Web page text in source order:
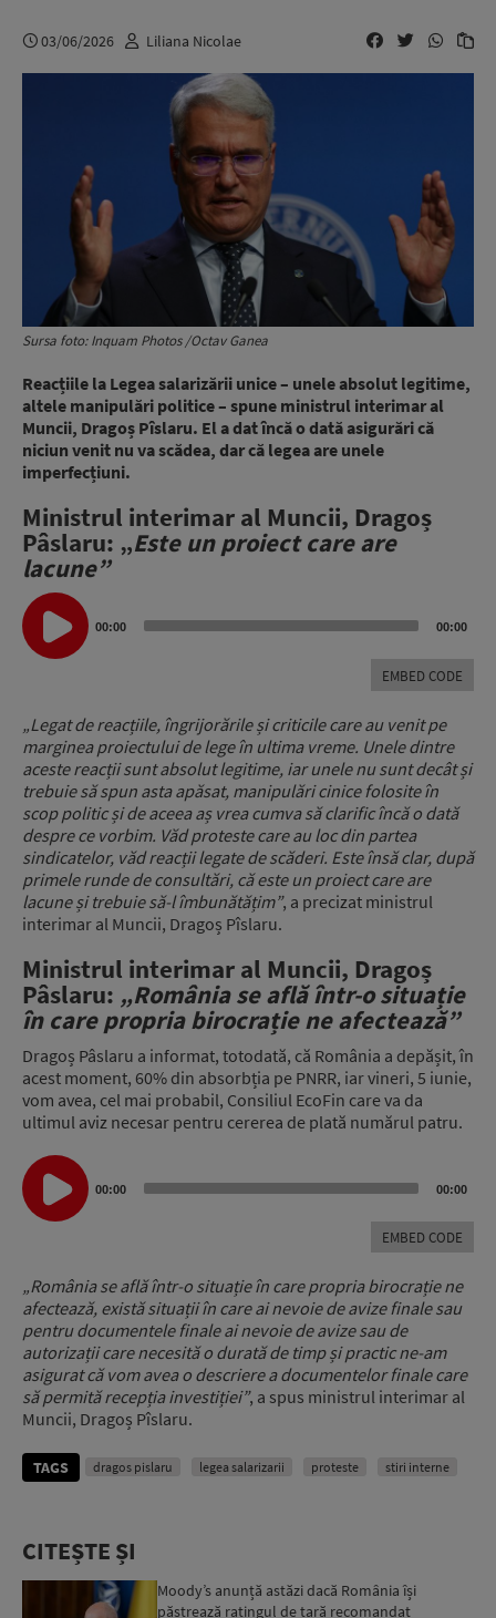
03/06/2026 Liliana Nicolae
Sursa foto: Inquam Photos /Octav Ganea
Reacțiile la Legea salarizării unice – unele absolut legitime,
altele manipulări politice – spune ministrul interimar al
Muncii, Dragoș Pîslaru. El a dat încă o dată asigurări că
niciun venit nu va scădea, dar că legea are unele
imperfecțiuni.
Ministrul interimar al Muncii, Dragoș
Pâslaru: „Este un proiect care are
lacune”
Audio
Player
00:00 00:00
EMBED CODE
„Legat de reacțiile, îngrijorările și criticile care au venit pe
marginea proiectului de lege în ultima vreme. Unele dintre
aceste reacții sunt absolut legitime, iar unele nu sunt decât și
trebuie să spun asta apăsat, manipulări cinice folosite în
scop politic și de aceea aș vrea cumva să clarific încă o dată
despre ce vorbim. Văd proteste care au loc din partea
sindicatelor, văd reacții legate de scăderi. Este însă clar, după
primele runde de consultări, că este un proiect care are
lacune și trebuie să-l îmbunătățim”, a precizat ministrul
interimar al Muncii, Dragoș Pîslaru.
Ministrul interimar al Muncii, Dragoș
Pâslaru: „România se află într-o situație
în care propria birocrație ne afectează”
Dragoș Pâslaru a informat, totodată, că România a depășit, în
acest moment, 60% din absorbția pe PNRR, iar vineri, 5 iunie,
vom avea, cel mai probabil, Consiliul EcoFin care va da
ultimul aviz necesar pentru cererea de plată numărul patru.
Audio
Player
00:00 00:00
EMBED CODE
„România se află într-o situație în care propria birocrație ne
afectează, există situații în care ai nevoie de avize finale sau
pentru documentele finale ai nevoie de avize sau de
autorizații care necesită o durată de timp și practic ne-am
asigurat că vom avea o descriere a documentelor finale care
să permită recepția investiției”, a spus ministrul interimar al
Muncii, Dragoș Pîslaru.
TAGS dragos pislaru legea salarizarii proteste stiri interne
CITEȘTE ȘI
Moody’s anunță astăzi dacă România își
păstrează ratingul de țară recomandat